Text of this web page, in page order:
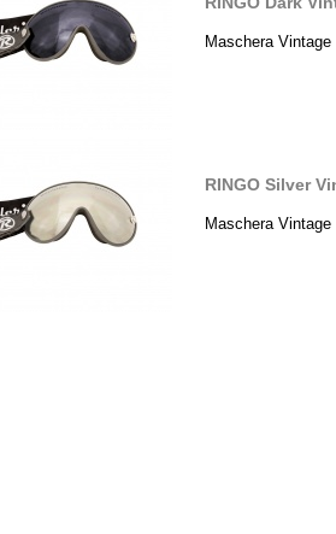
Maschera
RINGO Silver
Maschera